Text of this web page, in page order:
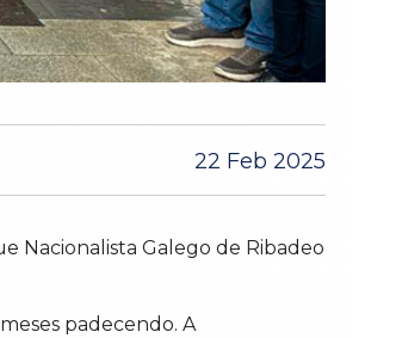
22 Feb 2025
Nacionalista Galego de Ribadeo
padecendo. A